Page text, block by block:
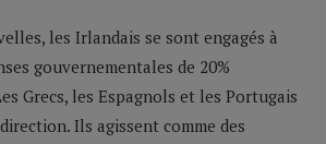
les Irlandais se sont engagés à
gouvernementales de 20%
Grecs, les Espagnols et les Portugais
Ils agissent comme des